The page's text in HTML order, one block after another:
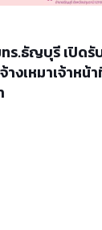
ร.ธัญบุรี เปิดรั
งเหมาเจ้าหน้า